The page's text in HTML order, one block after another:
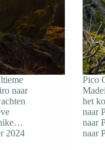
naar
2024
Pico
het
naar
naar
naar